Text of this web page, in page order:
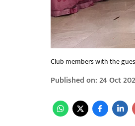
Club members with the
Published on:24 Oct